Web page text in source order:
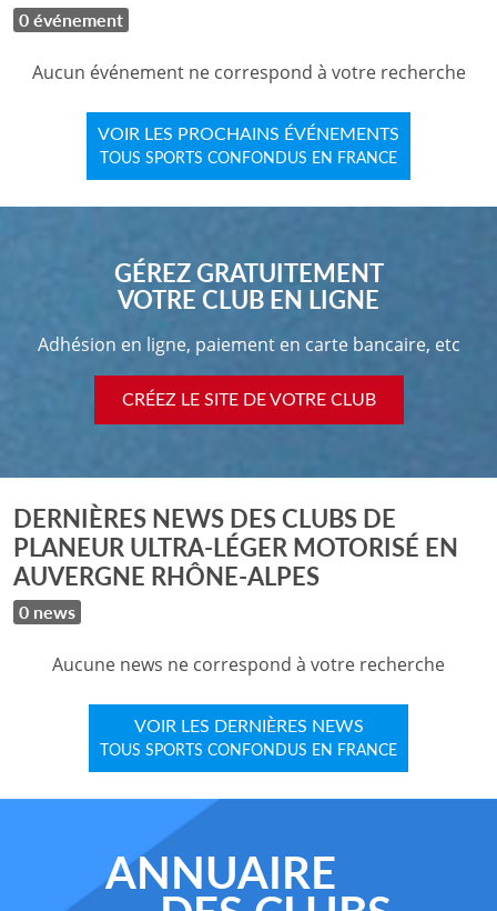
0 événement
Aucun événement ne correspond à votre recherche
VOIR LES PROCHAINS ÉVÉNEMENTS
TOUS SPORTS CONFONDUS EN FRANCE
GÉREZ GRATUITEMENT
VOTRE CLUB EN LIGNE
Adhésion en ligne, paiement en carte bancaire, etc
CRÉEZ LE SITE DE VOTRE CLUB
DERNIÈRES NEWS DES CLUBS DE
PLANEUR ULTRA-LÉGER MOTORISÉ EN
AUVERGNE RHÔNE-ALPES
0 news
Aucune news ne correspond à votre recherche
VOIR LES DERNIÈRES NEWS
TOUS SPORTS CONFONDUS EN FRANCE
ANNUAIRE